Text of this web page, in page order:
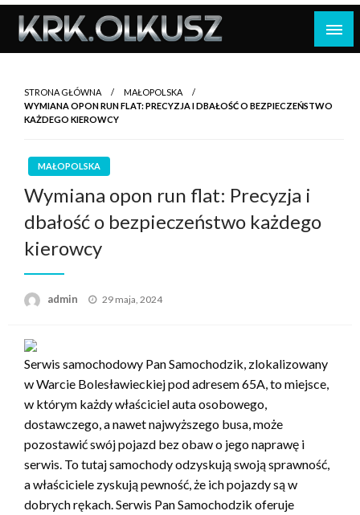
Skip
content
STRONA GŁÓWNA
MAŁOPOLSKA
WYMIANA OPON RUN FLAT: PRECYZJA I DBAŁOŚĆ O BEZPIECZEŃSTWO
KAŻDEGO KIEROWCY
MAŁOPOLSKA
Wymiana opon run flat: Precyzja i
dbałość o bezpieczeństwo każdego
kierowcy
admin
Opublikowane
29 maja, 2024
Serwis samochodowy Pan Samochodzik, zlokalizowany
w Warcie Bolesławieckiej pod adresem 65A, to miejsce,
w którym każdy właściciel auta osobowego,
dostawczego, a nawet najwyższego busa, może
pozostawić swój pojazd bez obaw o jego naprawę i
serwis. To tutaj samochody odzyskują swoją sprawność,
a właściciele zyskują pewność, że ich pojazdy są w
dobrych rękach. Serwis Pan Samochodzik oferuje